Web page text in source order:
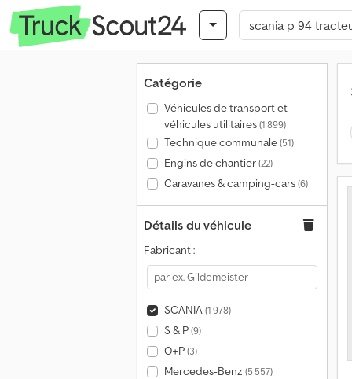
Catégorie
Véhicules de transport et
véhicules utilitaires(1 899)
Technique communale(51)
Engins de chantier(22)
Caravanes & camping-cars(6)
Détails du véhicule
Fabricant :
SCANIA(1 978)
S & P(9)
O+P(3)
Mercedes-Benz (5 557)